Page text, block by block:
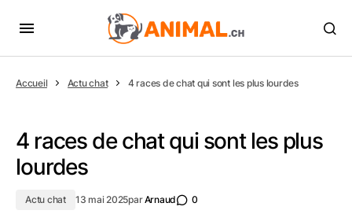
Accueil Actu chat 4 races de chat qui sont les plus lourdes
4 races de chat qui sont les plus
lourdes
Actu chat 13 mai 2025parArnaud 0